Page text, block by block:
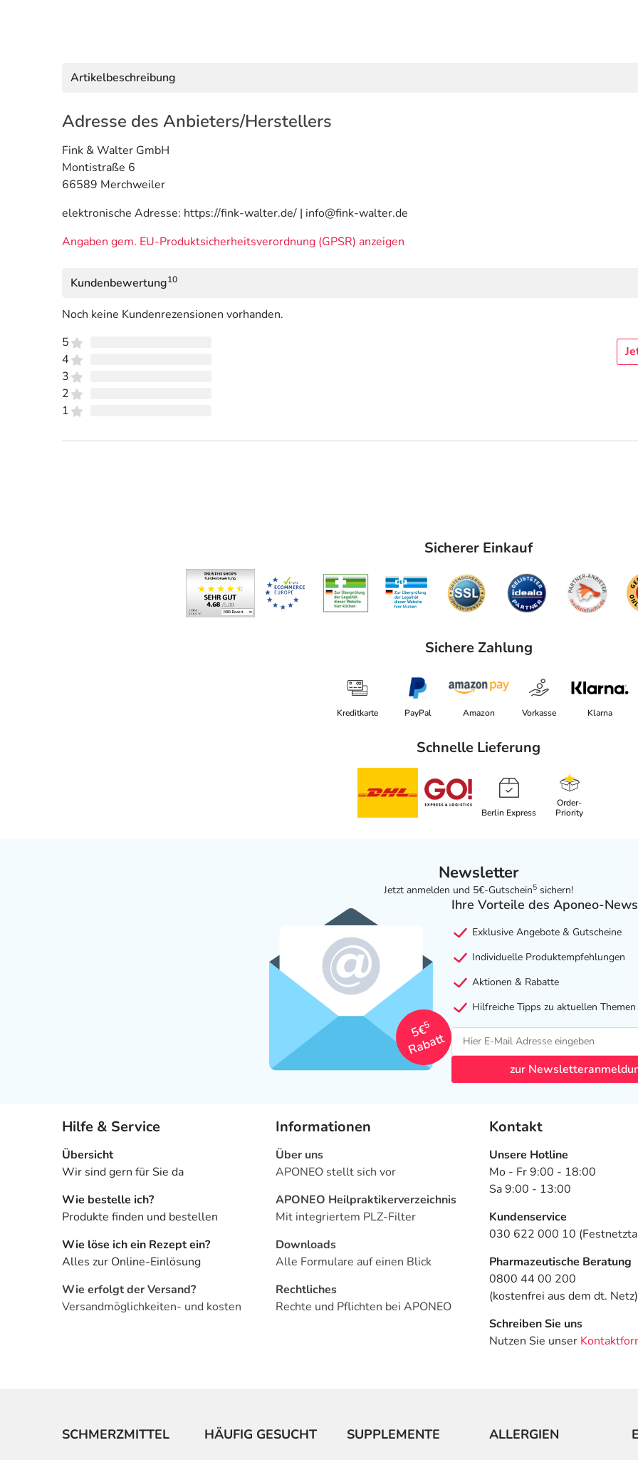
Artikelbeschreibung
Adresse des Anbieters/Herstellers
Fink & Walter GmbH
Montistraße 6
66589 Merchweiler
elektronische Adresse: https://fink-walter.de/ | info@fink-walter.de
Angaben gem. EU-Produktsicherheitsverordnung (GPSR) anzeigen
Kundenbewertung10
Noch keine Kundenrezensionen vorhanden.
5
4
3
2
1
Sicherer Einkauf
Sichere Zahlung
Kreditkarte PayPal Amazon Vorkasse Klarna
Schnelle Lieferung
Berlin Express
Order-
Priority
Newsletter
Jetzt anmelden und 5€-Gutschein5 sichern!
5€
5
Rabatt
Ihre Vorteile des Aponeo-
Exklusive Angebote & Gutscheine
Individuelle Produktempfehlungen
Aktionen & Rabatte
Hilfreiche Tipps zu aktuellen Themen
zur
Hilfe & Service
Übersicht
Wir sind gern für Sie da
Wie bestelle ich?
Produkte finden und bestellen
Wie löse ich ein Rezept ein?
Alles zur Online-Einlösung
Wie erfolgt der Versand?
Versandmöglichkeiten- und kosten
Informationen
Über uns
APONEO stellt sich vor
APONEO Heilpraktikerverzeichnis
Mit integriertem PLZ-Filter
Downloads
Alle Formulare auf einen Blick
Rechtliches
Rechte und Pflichten bei APONEO
Kontakt
Unsere Hotline
Mo - Fr 9:00 - 18:00
Sa 9:00 - 13:00
Kundenservice
030 622 000 10
Pharmazeutische Beratung
0800 44 00 200
(kostenfrei aus dem dt. Netz)
Schreiben Sie uns
Nutzen Sie unser
SCHMERZMITTEL HÄUFIG GESUCHT SUPPLEMENTE ALLERGIEN